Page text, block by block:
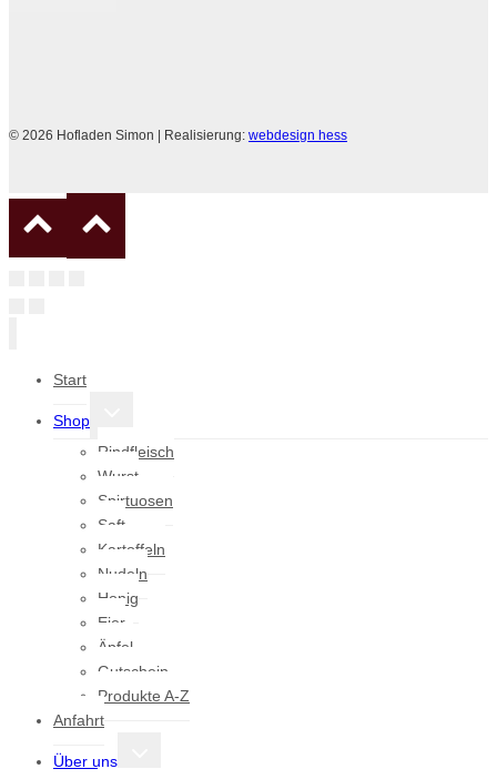
© 2026 Hofladen Simon | Realisierung: webdesign hess
Start
Shop
Rindfleisch
Wurst
Spirtuosen
Saft
Kartoffeln
Nudeln
Honig
Eier
Äpfel
Gutschein
Produkte A-Z
Anfahrt
Über uns